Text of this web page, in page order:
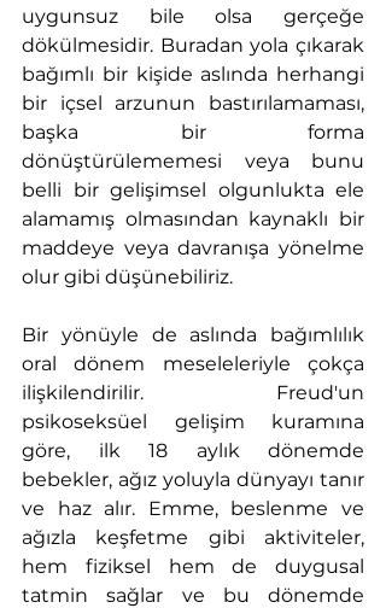
uygunsuz bile olsa gerçeğe
dökülmesidir. Buradan yola çıkarak
bağımlı bir kişide aslında herhangi
bir içsel arzunun bastırılamaması,
başka bir forma
dönüştürülememesi veya bunu
belli bir gelişimsel olgunlukta ele
alamamış olmasından kaynaklı bir
maddeye veya davranışa yönelme
olur gibi düşünebiliriz.
Bir yönüyle de aslında bağımlılık
oral dönem meseleleriyle çokça
ilişkilendirilir. Freud'un
psikoseksüel gelişim kuramına
göre, ilk 18 aylık dönemde
bebekler, ağız yoluyla dünyayı tanır
ve haz alır. Emme, beslenme ve
ağızla keşfetme gibi aktiviteler,
hem fiziksel hem de duygusal
tatmin sağlar ve bu dönemde